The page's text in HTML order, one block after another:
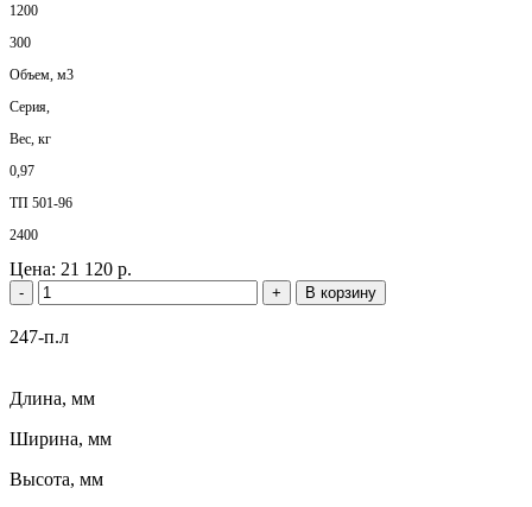
1200
300
Объем, м3
Серия,
Вес, кг
0,97
ТП 501-96
2400
Цена: 21 120 р.
- + В корзину
247-п.л
Длина, мм
Ширина, мм
Высота, мм